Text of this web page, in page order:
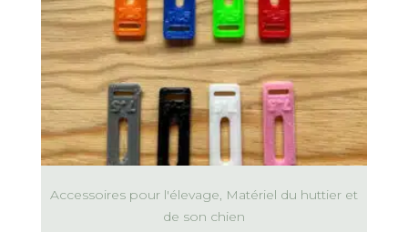
Accessoires pour l'élevage, Matériel du huttier et
de son chien